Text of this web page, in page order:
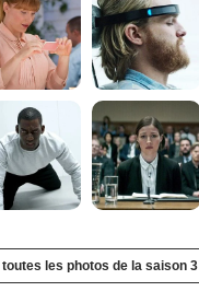
toutes les photos de la saison 3